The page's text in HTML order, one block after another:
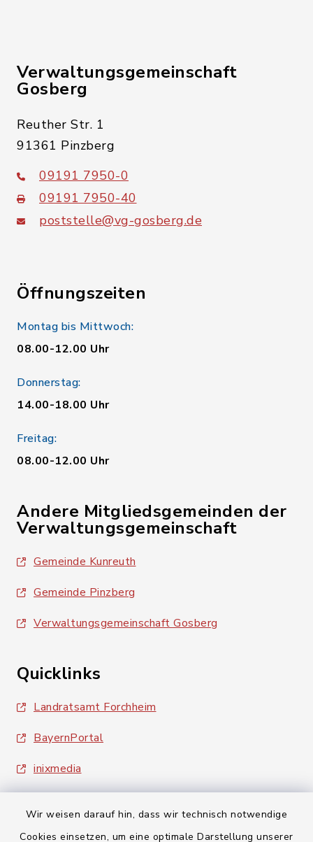
Wir weisen darauf hin, dass wir technisch notwendige
Cookies einsetzen, um eine optimale Darstellung unserer
Verwaltungsgemeinschaft
Gosberg
Reuther Str. 1
91361 Pinzberg
09191 7950-0
09191 7950-40
poststelle@vg-gosberg.de
Öffnungszeiten
Montag bis Mittwoch:
08.00-12.00 Uhr
Donnerstag:
14.00-18.00 Uhr
Freitag:
08.00-12.00 Uhr
Andere Mitgliedsgemeinden der
Verwaltungsgemeinschaft
Gemeinde Kunreuth
Gemeinde Pinzberg
Verwaltungsgemeinschaft Gosberg
Quicklinks
Landratsamt Forchheim
BayernPortal
inixmedia